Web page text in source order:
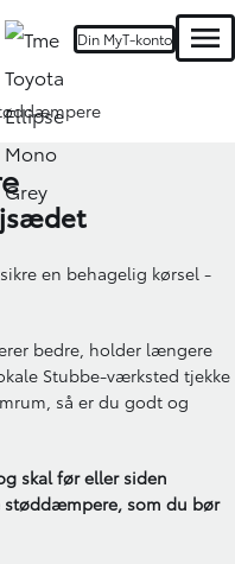
Din MyT-konto
en behagelig kørsel -
bedre, holder længere
Stubbe-værksted tjekke
så er du godt og
skal før eller siden
støddæmpere, som du bør